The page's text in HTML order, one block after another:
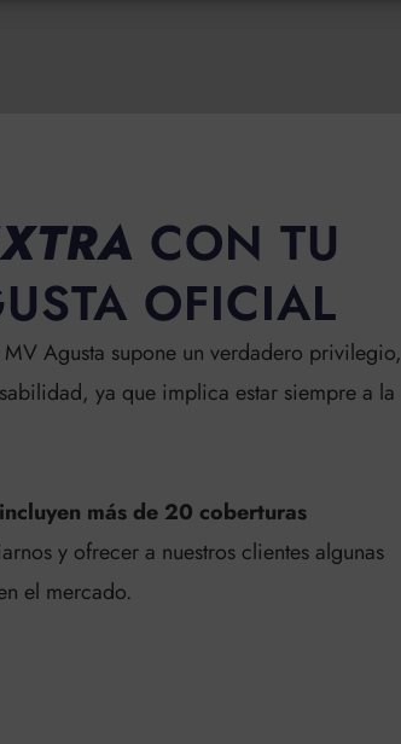
CON TU
OFICIAL
Agusta supone un verdadero privilegio,
ya que implica estar siempre a la
más de 20 coberturas
y ofrecer a nuestros clientes algunas
el mercado.